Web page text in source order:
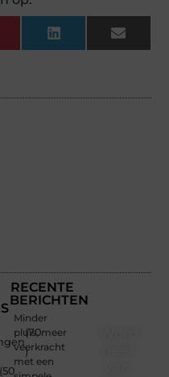
LinkedIn Email
(70
)
(50
RECENTE
BERICHTEN
Minder
pluis, meer
veerkracht
met een